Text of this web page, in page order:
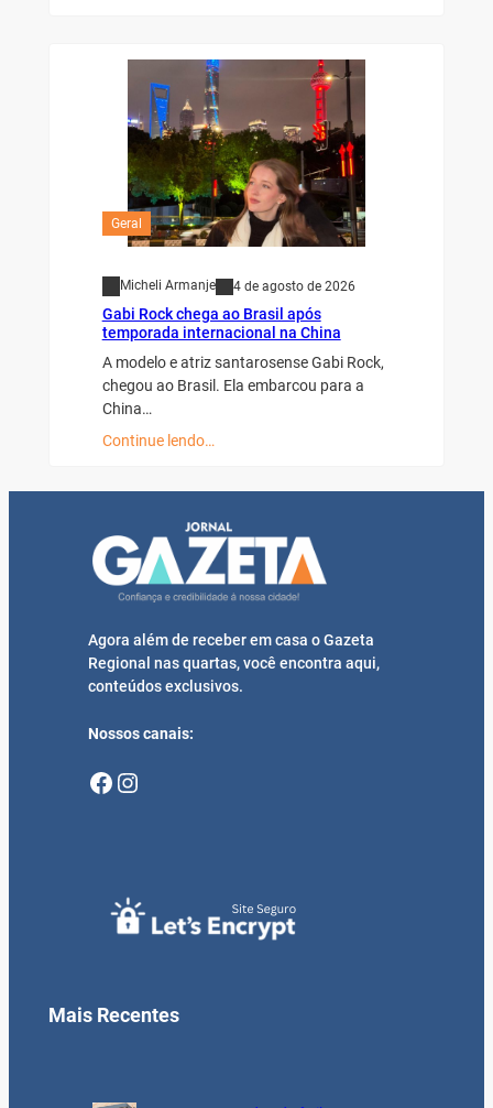
Geral
Micheli Armanje 4 de agosto de 2026
Gabi Rock chega ao Brasil após
temporada internacional na China
A modelo e atriz santarosense Gabi Rock,
chegou ao Brasil. Ela embarcou para a
China…
Continue lendo…
Agora além de receber em casa o Gazeta
Regional nas quartas, você encontra aqui,
conteúdos exclusivos.
Nossos canais:
Facebook Instagram
Mais Recentes